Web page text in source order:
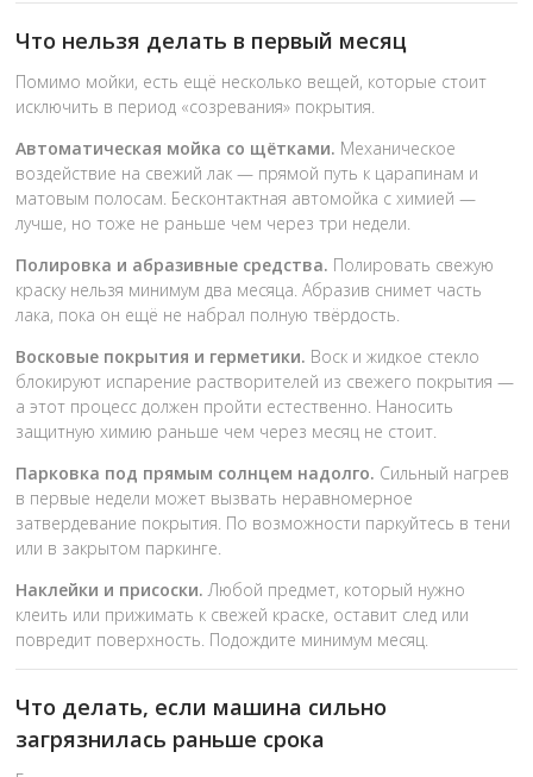
Что нельзя делать в первый месяц
Помимо мойки, есть ещё несколько вещей, которые стоит
исключить в период «созревания» покрытия.
Автоматическая мойка со щётками. Механическое
воздействие на свежий лак — прямой путь к царапинам и
матовым полосам. Бесконтактная автомойка с химией —
лучше, но тоже не раньше чем через три недели.
Полировка и абразивные средства. Полировать свежую
краску нельзя минимум два месяца. Абразив снимет часть
лака, пока он ещё не набрал полную твёрдость.
Восковые покрытия и герметики. Воск и жидкое стекло
блокируют испарение растворителей из свежего покрытия —
а этот процесс должен пройти естественно. Наносить
защитную химию раньше чем через месяц не стоит.
Парковка под прямым солнцем надолго. Сильный нагрев
в первые недели может вызвать неравномерное
затвердевание покрытия. По возможности паркуйтесь в тени
или в закрытом паркинге.
Наклейки и присоски. Любой предмет, который нужно
клеить или прижимать к свежей краске, оставит след или
повредит поверхность. Подождите минимум месяц.
Что делать, если машина сильно
загрязнилась раньше срока